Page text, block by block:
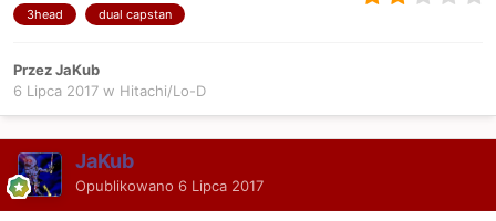
3head dual capstan
Przez JaKub
6 Lipca 2017 w Hitachi/Lo-D
JaKub
Opublikowano 6 Lipca 2017